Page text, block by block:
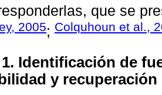
que se
2005; Colquhoun et al.,
1. Identificación de
y recuperación